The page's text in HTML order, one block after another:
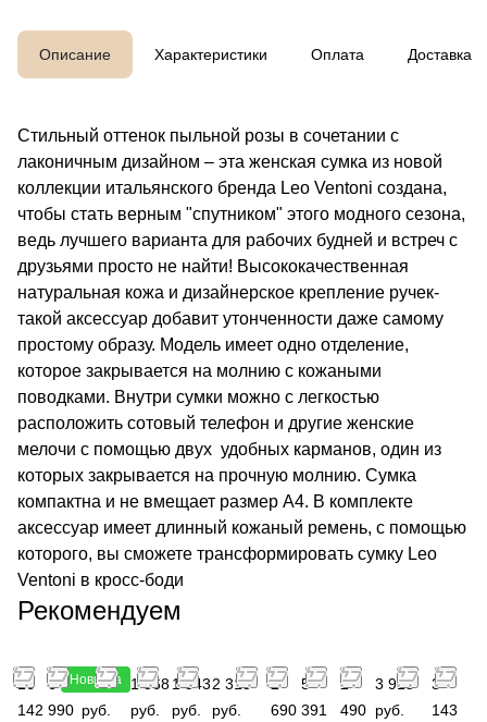
Описание Характеристики Оплата Доставка
Стильный оттенок пыльной розы в сочетании с
лаконичным дизайном – эта женская сумка из новой
коллекции итальянского бренда Leo Ventoni создана,
чтобы стать верным "спутником" этого модного сезона,
ведь лучшего варианта для рабочих будней и встреч с
друзьями просто не найти! Высококачественная
натуральная кожа и дизайнерское крепление ручек-
такой аксессуар добавит утонченности даже самому
простому образу. Модель имеет одно отделение,
которое закрывается на молнию с кожаными
поводками. Внутри сумки можно с легкостью
расположить сотовый телефон и другие женские
мелочи с помощью двух удобных карманов, один из
которых закрывается на прочную молнию. Сумка
компактна и не вмещает размер А4. В комплекте
аксессуар имеет длинный кожаный ремень, с помощью
которого, вы сможете трансформировать сумку Leo
Ventoni в кросс-боди
Рекомендуем
16
142
Новинка
6
990
2 245
руб.
1 868
руб.
1 343
руб.
2 318
руб.
2
690
5
391
2
490
3 913
руб.
3
143